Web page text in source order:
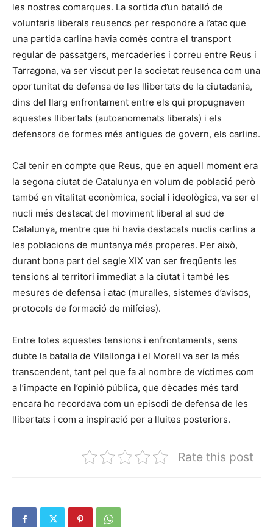
les nostres comarques. La sortida d’un batalló de
voluntaris liberals reusencs per respondre a l’atac que
una partida carlina havia comès contra el transport
regular de passatgers, mercaderies i correu entre Reus i
Tarragona, va ser viscut per la societat reusenca com una
oportunitat de defensa de les llibertats de la ciutadania,
dins del llarg enfrontament entre els qui propugnaven
aquestes llibertats (autoanomenats liberals) i els
defensors de formes més antigues de govern, els carlins.
Cal tenir en compte que Reus, que en aquell moment era
la segona ciutat de Catalunya en volum de població però
també en vitalitat econòmica, social i ideològica, va ser el
nucli més destacat del moviment liberal al sud de
Catalunya, mentre que hi havia destacats nuclis carlins a
les poblacions de muntanya més properes. Per això,
durant bona part del segle XIX van ser freqüents les
tensions al territori immediat a la ciutat i també les
mesures de defensa i atac (muralles, sistemes d’avisos,
protocols de formació de milícies).
Entre totes aquestes tensions i enfrontaments, sens
dubte la batalla de Vilallonga i el Morell va ser la més
transcendent, tant pel que fa al nombre de víctimes com
a l’impacte en l’opinió pública, que dècades més tard
encara ho recordava com un episodi de defensa de les
llibertats i com a inspiració per a lluites posteriors.
Rate this post